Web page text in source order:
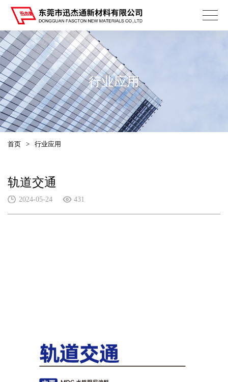
行业应用
首页 > 行业应用
轨道交通
2024-05-24 431